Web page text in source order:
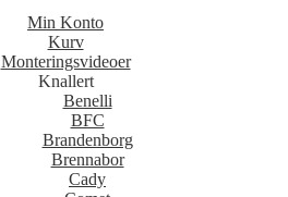
Min Konto
Kurv
Monteringsvideoer
Knallert
Benelli
BFC
Brandenborg
Brennabor
Cady